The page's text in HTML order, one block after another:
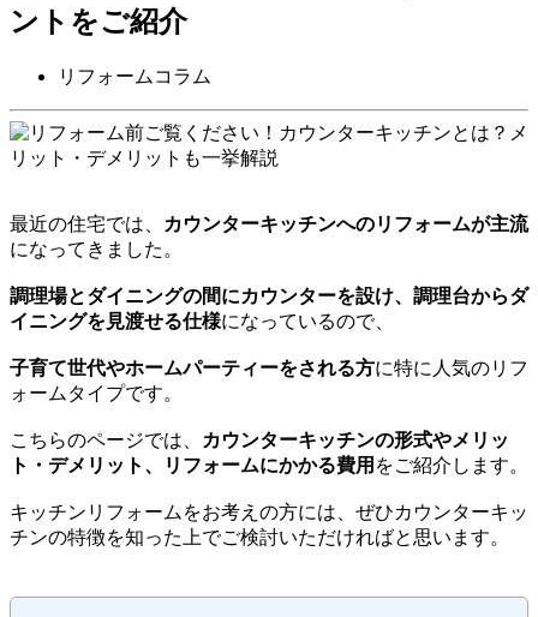
ントをご紹介
リフォームコラム
最近の住宅では、
カウンターキッチンへのリフォームが主流
になってきました。
調理場とダイニングの間にカウンターを設け、調理台からダ
イニングを見渡せる仕様になっているので、
子育て世代やホームパーティーをされる方に特に人気のリフ
ォームタイプです。
こちらのページでは、
カウンターキッチンの形式やメリッ
ト・デメリット、リフォームにかかる費用 をご紹介します。
キッチンリフォームをお考えの方には、ぜひカウンターキッ
チンの特徴を知った上でご検討いただければと思います。